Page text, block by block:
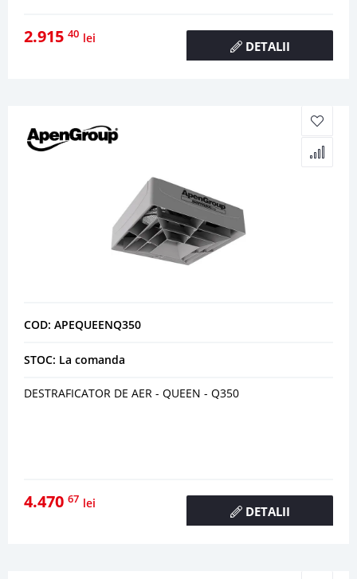
2.915 40 lei
DETALII
COD: APEQUEENQ350
STOC: La comanda
DESTRAFICATOR DE AER - QUEEN - Q350
4.470 67 lei
DETALII